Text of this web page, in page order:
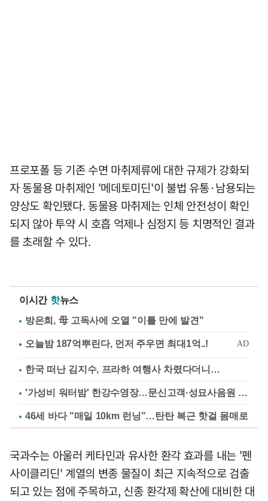
프로포폴 등 기존 수면 마취제류에 대한 규제가 강화되
자 동물용 마취제인 '메데토미딘'이 불법 유통·남용되는
양상도 확인됐다. 동물용 마취제는 인체 안전성이 확인
되지 않아 투약 시 호흡 억제나 심정지 등 치명적인 결과
를 초래할 수 있다.
이시간 핫뉴스
방은희, 母 고독사에 오열 "이틀 만에 발견"
한국 떠난 김지수, 프라하 여행사 차렸다더니…
'가성비 워터밤' 한강수영장…문신고객·성묘사음원 민원
46세 바다 "매일 10km 런닝"…탄탄 복근 핫걸 몸매로
국과수는 아울러 케타민과 유사한 환각 효과를 내는 '펜
사이클리딘' 계열의 변종 물질이 최근 지속적으로 검출
되고 있는 점에 주목하고, 신종 환각제 확산에 대비한 대